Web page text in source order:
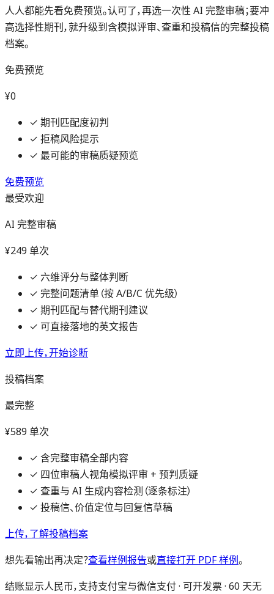
人人都能先看免费预览。认可了，再选一次性 AI 完整审稿；要冲
高选择性期刊，就升级到含模拟评审、查重和投稿信的完整投稿
档案。
免费预览
¥0
✓ 期刊匹配度初判
✓ 拒稿风险提示
✓ 最可能的审稿质疑预览
免费预览
最受欢迎
AI 完整审稿
¥249 单次
✓ 六维评分与整体判断
✓ 完整问题清单（按 A/B/C 优先级）
✓ 期刊匹配与替代期刊建议
✓ 可直接落地的英文报告
立即上传，开始诊断
投稿档案
最完整
¥589 单次
✓ 含完整审稿全部内容
✓ 四位审稿人视角模拟评审 + 预判质疑
✓ 查重与 AI 生成内容检测（逐条标注）
✓ 投稿信、价值定位与回复信草稿
上传，了解投稿档案
想先看输出再决定？查看样例报告或直接打开 PDF 样例。
结账显示人民币，支持支付宝与微信支付 · 可开发票 · 60 天无